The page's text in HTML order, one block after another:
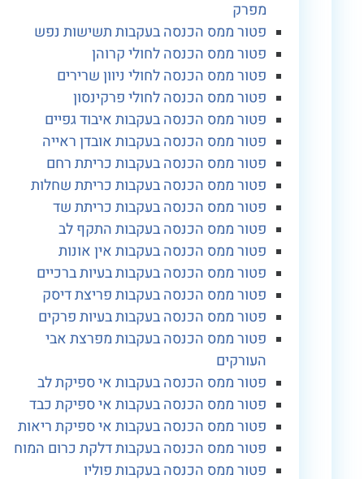
פטור ממס הכנסה בעקבות תשישות נפש
פטור ממס הכנסה לחולי קרוהן
פטור ממס הכנסה לחולי ניוון שרירים
פטור ממס הכנסה לחולי פרקינסון
פטור ממס הכנסה בעקבות איבוד גפיים
פטור ממס הכנסה בעקבות אובדן ראייה
פטור ממס הכנסה בעקבות כריתת רחם
פטור ממס הכנסה בעקבות כריתת שחלות
פטור ממס הכנסה בעקבות כריתת שד
פטור ממס הכנסה בעקבות התקף לב
פטור ממס הכנסה בעקבות אין אונות
פטור ממס הכנסה בעקבות בעיות ברכיים
פטור ממס הכנסה בעקבות פריצת דיסק
פטור ממס הכנסה בעקבות בעיות פרקים
פטור ממס הכנסה בעקבות מפרצת אבי
העורקים
פטור ממס הכנסה בעקבות אי ספיקת לב
פטור ממס הכנסה בעקבות אי ספיקת כבד
פטור ממס הכנסה בעקבות אי ספיקת ריאות
פטור ממס הכנסה בעקבות דלקת כרום המוח
פטור ממס הכנסה בעקבות פוליו